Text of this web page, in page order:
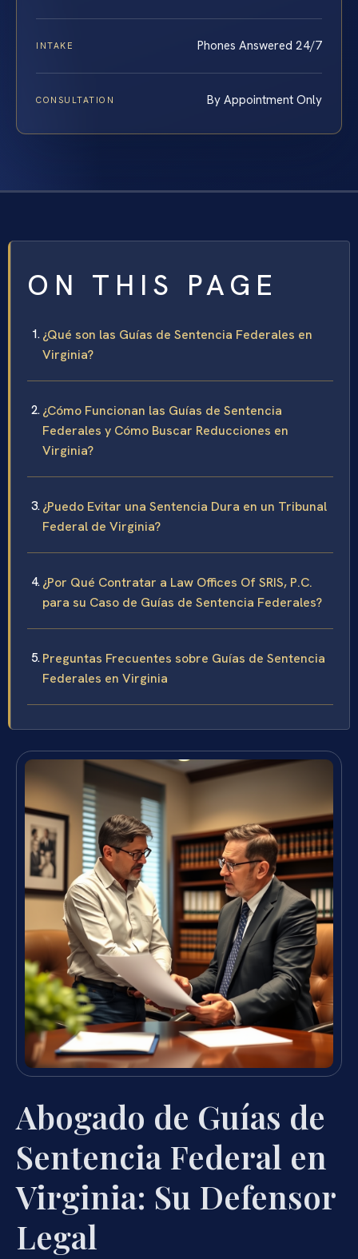
INTAKE Phones Answered 24/7
CONSULTATION By Appointment Only
ON THIS PAGE
¿Qué son las Guías de Sentencia Federales en
Virginia?
¿Cómo Funcionan las Guías de Sentencia
Federales y Cómo Buscar Reducciones en
Virginia?
¿Puedo Evitar una Sentencia Dura en un Tribunal
Federal de Virginia?
¿Por Qué Contratar a Law Offices Of SRIS, P.C.
para su Caso de Guías de Sentencia Federales?
Preguntas Frecuentes sobre Guías de Sentencia
Federales en Virginia
Abogado de Guías de
Sentencia Federal en
Virginia: Su Defensor
Legal